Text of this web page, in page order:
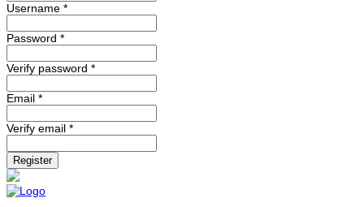
Username *
Password *
Verify password *
Email *
Verify email *
Register